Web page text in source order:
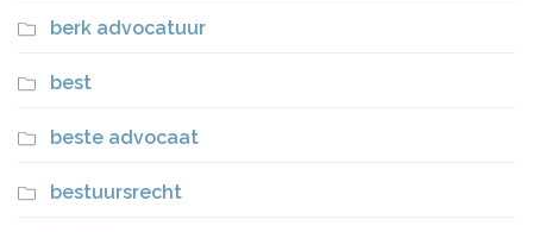
berk advocatuur
best
beste advocaat
bestuursrecht